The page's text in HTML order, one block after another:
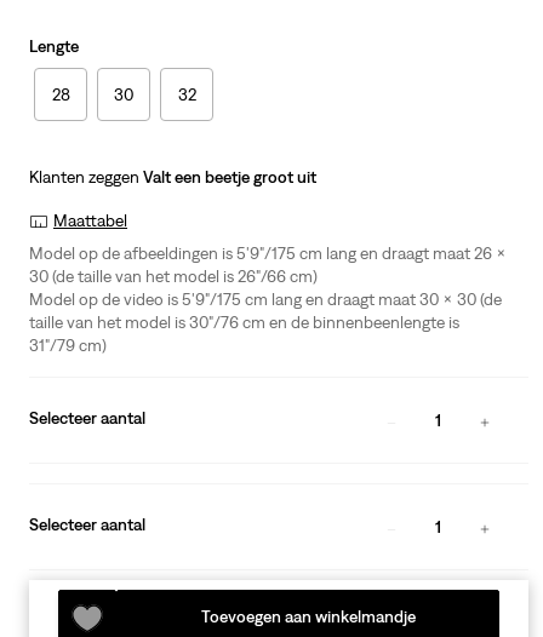
Lengte
28 30 32
Klanten zeggen Valt een beetje groot uit
Maattabel
Model op de afbeeldingen is 5'9"/175 cm lang en draagt maat 26 x
30 (de taille van het model is 26"/66 cm)
Model op de video is 5'9"/175 cm lang en draagt maat 30 x 30 (de
taille van het model is 30"/76 cm en de binnenbeenlengte is
31"/79 cm)
Selecteer aantal 1
Selecteer aantal 1
Toevoegen aan winkelmandje